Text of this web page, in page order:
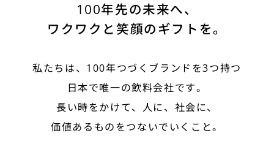
100年先の未来へ、
ワクワクと笑顔のギフトを。
私たちは、100年つづくブランドを3つ持つ
日本で唯一の飲料会社です。
長い時をかけて、人に、社会に、
価値あるものをつないでいくこと。